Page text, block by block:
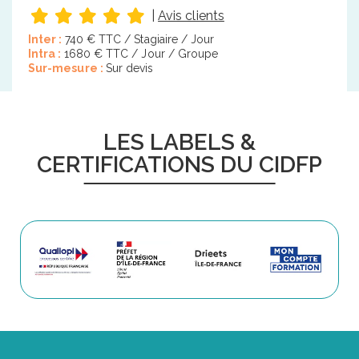
Avis clients
Inter : 740 € TTC / Stagiaire / Jour
Intra : 1680 € TTC / Jour / Groupe
Sur-mesure : Sur devis
LES LABELS &
CERTIFICATIONS DU CIDFP